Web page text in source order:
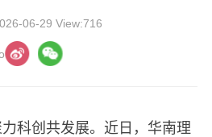
06-29 View:716
科创共发展。近日，华南理